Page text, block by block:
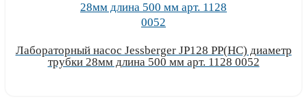
Лабораторный насос Jessberger JP128 PP(НС) диаметр
трубки 28мм длина 500 мм арт. 1128 0052